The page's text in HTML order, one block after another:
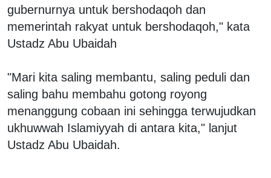
gubernurnya untuk bershodaqoh dan
memerintah rakyat untuk bershodaqoh," kata
Ustadz Abu Ubaidah
"Mari kita saling membantu, saling peduli dan
saling bahu membahu gotong royong
menanggung cobaan ini sehingga terwujudkan
ukhuwwah Islamiyyah di antara kita," lanjut
Ustadz Abu Ubaidah.